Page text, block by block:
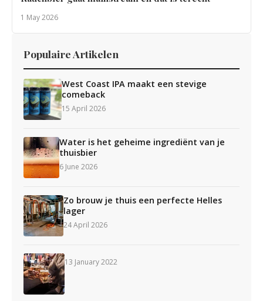
1 May 2026
Populaire Artikelen
West Coast IPA maakt een stevige
comeback
15 April 2026
Water is het geheime ingrediënt van je
thuisbier
6 June 2026
Zo brouw je thuis een perfecte Helles
lager
24 April 2026
13 January 2022